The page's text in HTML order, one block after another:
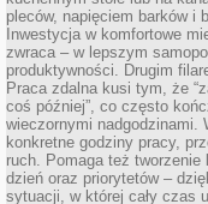
pleców, napięciem barków i
Inwestycja w komfortowe
zwraca – w lepszym
produktywności. Drugim
Praca zdalna kusi tym, że
coś później”, co często
wieczornymi nadgodzinami.
konkretne godziny pracy,
ruch. Pomaga też tworzenie
dzień oraz priorytetów –
sytuacji, w której cały czas